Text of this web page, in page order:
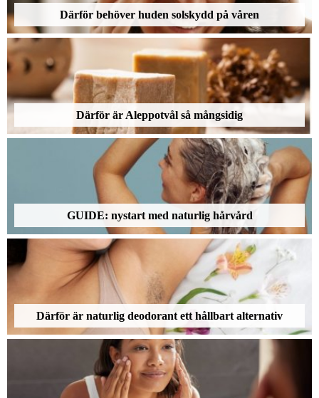
Därför behöver huden solskydd på våren
Därför är Aleppotvål så mångsidig
GUIDE: nystart med naturlig hårvård
Därför är naturlig deodorant ett hållbart alternativ